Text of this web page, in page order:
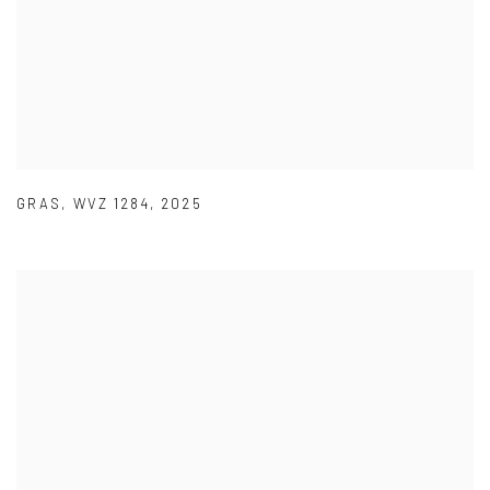
GRAS , WVZ 1284, 2025